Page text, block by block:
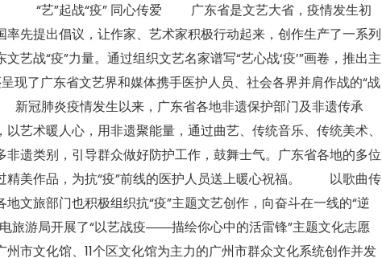
“艺”起战“疫” 同心传爱 广东省是文艺大省，疫情发生初
率先提出倡议，让作家、艺术家积极行动起来，创作生产了一系列
艺战“疫”力量。通过组织文艺名家谱写“艺心战‘疫’”画卷，推出主
现了广东省文艺界和媒体携手医护人员、社会各界并肩作战的“战
冠肺炎疫情发生以来，广东省各地非遗保护部门及非遗传承
艺术暖人心，用非遗聚能量，通过曲艺、传统音乐、传统美术、
非遗类别，引导群众做好防护工作，鼓舞士气。广东省各地的多位
精美作品，为抗“疫”前线的医护人员送上暖心祝福。 以歌曲传
文旅部门也积极组织抗“疫”主题文艺创作，向奋斗在一线的“逆
旅游局开展了“以艺战疫――描绘你心中的活雷锋”主题文化志愿
市文化馆、11个区文化馆为主力的广州市群众文化系统创作并发